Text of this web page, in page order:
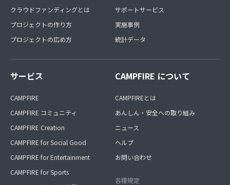
クラウドファンディングとは
プロジェクトの作り方
プロジェクトの広め方
サポートサービス
実施事例
統計データ
サービス
CAMPFIRE
CAMPFIRE コミュニティ
CAMPFIRE Creation
CAMPFIRE for Social Good
CAMPFIRE for Entertainment
CAMPFIRE for Sports
CAMPFIRE について
CAMPFIREとは
あんしん・安全への取り組み
ニュース
ヘルプ
お問い合わせ
各種規定